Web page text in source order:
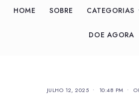
HOME SOBRE CATEGORIAS
DOE AGORA
JULHO 12, 2025 • 10:48 PM •